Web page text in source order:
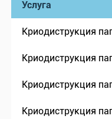
Услуга
Криодиструкция
Криодиструкция
Криодиструкция
Криодиструкция